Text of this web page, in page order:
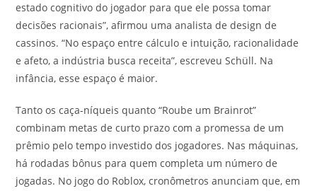
estado cognitivo do jogador para que ele possa tomar
decisões racionais”, afirmou uma analista de design de
cassinos. “No espaço entre cálculo e intuição, racionalidade
e afeto, a indústria busca receita”, escreveu Schüll. Na
infância, esse espaço é maior.
Tanto os caça-níqueis quanto “Roube um Brainrot”
combinam metas de curto prazo com a promessa de um
prêmio pelo tempo investido dos jogadores. Nas máquinas,
há rodadas bônus para quem completa um número de
jogadas. No jogo do Roblox, cronômetros anunciam que, em